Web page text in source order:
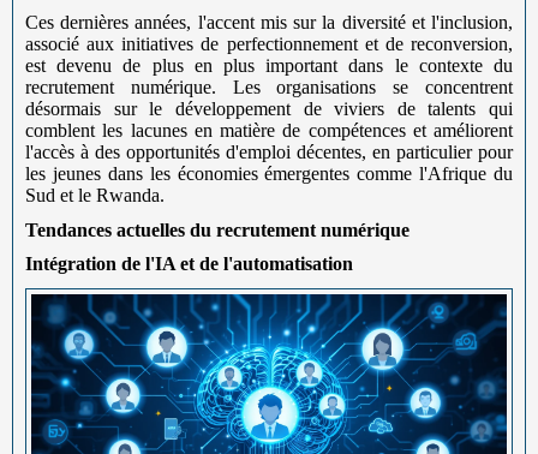
Ces dernières années, l'accent mis sur la diversité et l'inclusion,
associé aux initiatives de perfectionnement et de reconversion,
est devenu de plus en plus important dans le contexte du
recrutement numérique. Les organisations se concentrent
désormais sur le développement de viviers de talents qui
comblent les lacunes en matière de compétences et améliorent
l'accès à des opportunités d'emploi décentes, en particulier pour
les jeunes dans les économies émergentes comme l'Afrique du
Sud et le Rwanda.
Tendances actuelles du recrutement numérique
Intégration de l'IA et de l'automatisation